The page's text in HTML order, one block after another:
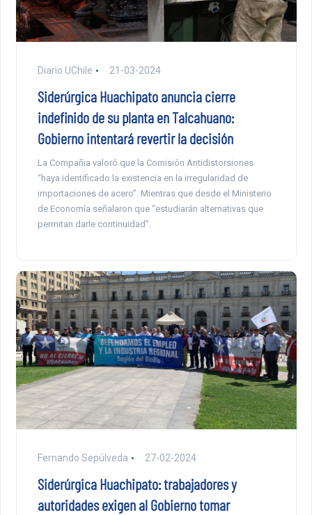
Diario UChile 21-03-2024
Siderúrgica Huachipato anuncia cierre
indefinido de su planta en Talcahuano:
Gobierno intentará revertir la decisión
La Compañia valoró que la Comisión Antidistorsiones
“haya identificado la existencia en la irregularidad de
importaciones de acero”. Mientras que desde el Ministerio
de Economía señalaron que “estudiarán alternativas que
permitan darle continuidad”.
Fernando Sepúlveda 27-02-2024
Siderúrgica Huachipato: trabajadores y
autoridades exigen al Gobierno tomar